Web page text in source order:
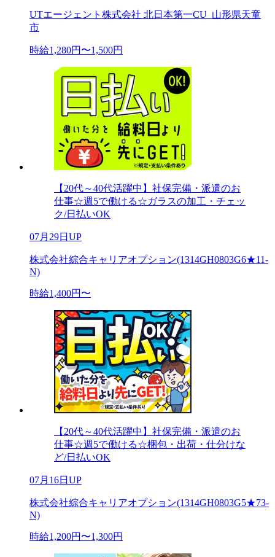
UTエージェント株式会社 北日本第一CU_山形県天童
市
時給1,280円〜1,500円
【20代～40代活躍中】社保完備・派遣のお
仕事☆週5で働ける☆ガラスの加工・チェッ
ク/日払いOK
07月29日UP
株式会社綜合キャリアオプション(1314GH0803G6★11-
N)
時給1,400円〜
【20代～40代活躍中】社保完備・派遣のお
仕事☆週5で働ける☆梱包・出荷・仕分けな
ど/日払いOK
07月16日UP
株式会社綜合キャリアオプション(1314GH0803G5★73-
N)
時給1,200円〜1,300円